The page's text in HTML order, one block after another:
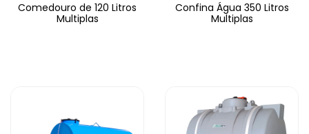
Comedouro de 120 Litros
Multiplas
Confina Água 350 Litros
Multiplas